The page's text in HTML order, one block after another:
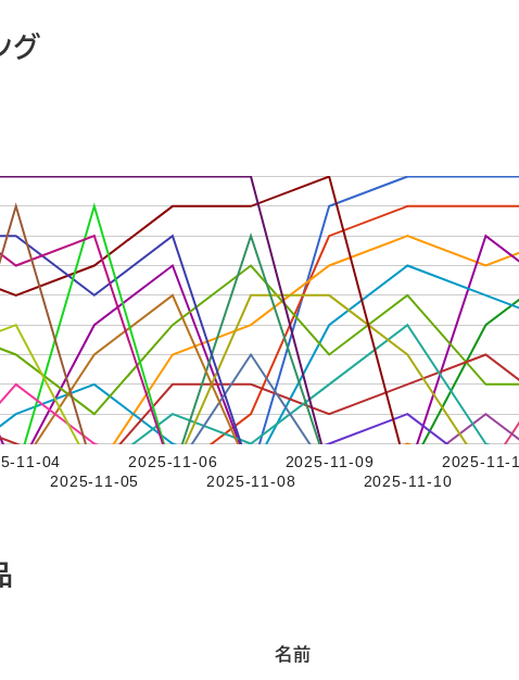
グ
11-04
2025-11-05
2025-11-06
2025-11-08
2025-11-09
2025-11-10
2025-11-
名前